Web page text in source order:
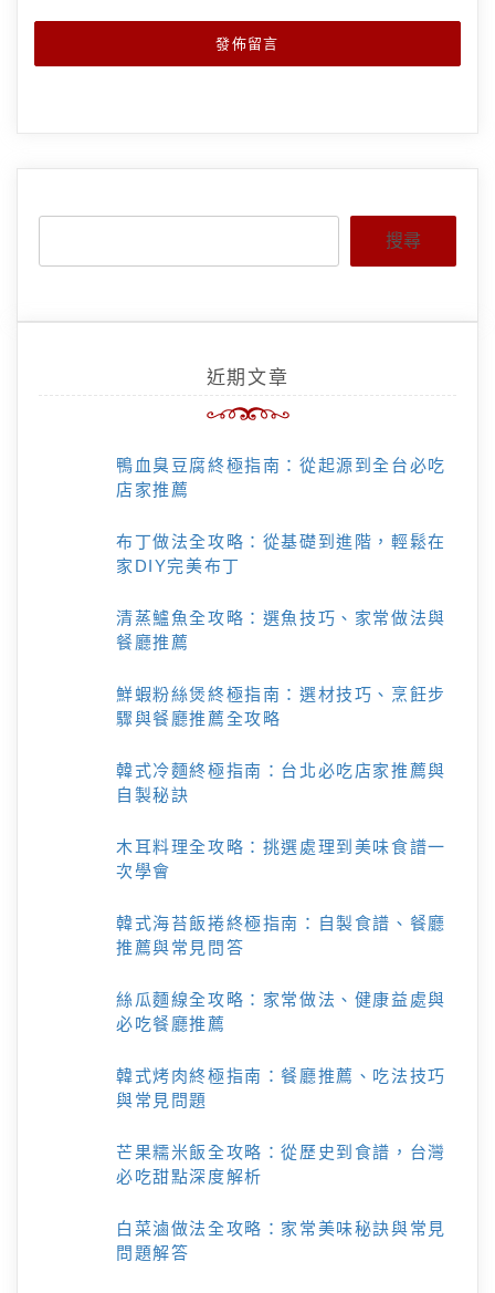
搜尋
近期文章
鴨血臭豆腐終極指南：從起源到全台必吃
店家推薦
布丁做法全攻略：從基礎到進階，輕鬆在
家DIY完美布丁
清蒸鱸魚全攻略：選魚技巧、家常做法與
餐廳推薦
鮮蝦粉絲煲終極指南：選材技巧、烹飪步
驟與餐廳推薦全攻略
韓式冷麵終極指南：台北必吃店家推薦與
自製秘訣
木耳料理全攻略：挑選處理到美味食譜一
次學會
韓式海苔飯捲終極指南：自製食譜、餐廳
推薦與常見問答
絲瓜麵線全攻略：家常做法、健康益處與
必吃餐廳推薦
韓式烤肉終極指南：餐廳推薦、吃法技巧
與常見問題
芒果糯米飯全攻略：從歷史到食譜，台灣
必吃甜點深度解析
白菜滷做法全攻略：家常美味秘訣與常見
問題解答